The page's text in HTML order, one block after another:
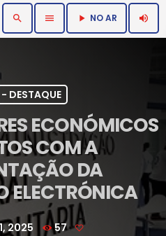
search menu play_arrow NO AR volume_up
DESTAQUE
ECONÓMICOS
COM A
DA
ELECTRÓNICA
2025 57